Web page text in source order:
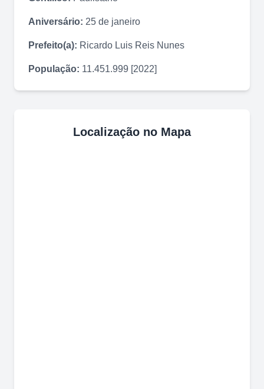
Aniversário: 25 de janeiro
Prefeito(a): Ricardo Luis Reis Nunes
População: 11.451.999 [2022]
Localização no Mapa